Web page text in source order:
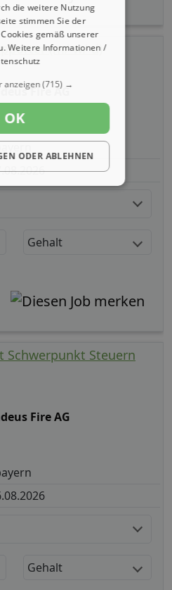
(m/ w/ d)
Fire AG
Gehalt
Schwerpunkt Steuern
Fire AG
Gehalt
die weitere Nutzung
stimmen Sie der
gemäß unserer
Weitere Informationen /
anzeigen(715) →
OK
ODER ABLEHNEN